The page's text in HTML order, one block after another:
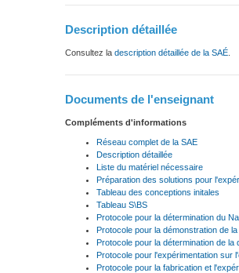
Description détaillée
Consultez la description détaillée de la SAÉ
Documents de l'enseignant
Compléments d'informations
Réseau complet de la SAE
Description détaillée
Liste du matériel nécessaire
Préparation des solutions pour
Tableau des conceptions initales
Tableau S\BS
Protocole pour la détermination du
Protocole pour la démonstration de
Protocole pour la détermination de la
Protocole pour l'expérimentation sur
Protocole pour la fabrication et